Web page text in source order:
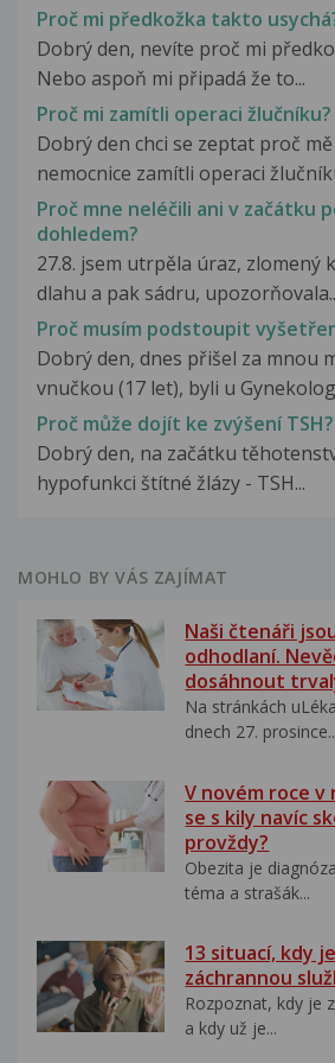
Proč mi předkožka takto
Dobrý den, nevíte proč mi
Nebo aspoň mi připadá že to...
Proč mi zamítli operaci žlučníku?
Dobrý den chci se zeptat proč
nemocnice zamítli operaci
Proč mne neléčili ani v začátku
dohledem?
27.8. jsem utrpěla úraz, zlomený
dlahu a pak sádru,
Proč musím podstoupit
Dobrý den, dnes přišel za mnou
vnučkou (17 let), byli u
Proč může dojít ke zvýšení TSH?
Dobrý den, na začátku
hypofunkci štítné žlázy - TSH...
MOHLO BY VÁS ZAJÍMAT
Naši čtenáři
odhodlaní.
dosáhnout
Na stránkách
dnech 27.
V novém roce v
se s kily navíc
provždy?
Obezita je
téma a strašák...
13 situací, kdy
záchrannou
Rozpoznat, kdy je
a kdy už je...